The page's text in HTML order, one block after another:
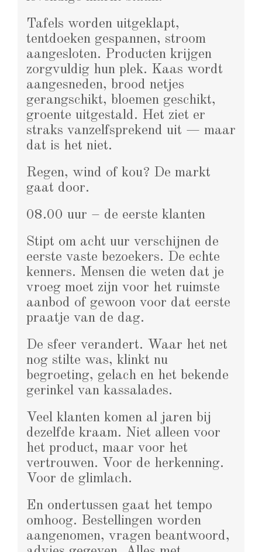
Tafels worden uitgeklapt,
tentdoeken gespannen, stroom
aangesloten. Producten krijgen
zorgvuldig hun plek. Kaas wordt
aangesneden, brood netjes
gerangschikt, bloemen geschikt,
groente uitgestald. Het ziet er
straks vanzelfsprekend uit — maar
dat is het niet.
Regen, wind of kou? De markt
gaat door.
08.00 uur – de eerste klanten
Stipt om acht uur verschijnen de
eerste vaste bezoekers. De echte
kenners. Mensen die weten dat je
vroeg moet zijn voor het ruimste
aanbod of gewoon voor dat eerste
praatje van de dag.
De sfeer verandert. Waar het net
nog stilte was, klinkt nu
begroeting, gelach en het bekende
gerinkel van kassalades.
Veel klanten komen al jaren bij
dezelfde kraam. Niet alleen voor
het product, maar voor het
vertrouwen. Voor de herkenning.
Voor de glimlach.
En ondertussen gaat het tempo
omhoog. Bestellingen worden
aangenomen, vragen beantwoord,